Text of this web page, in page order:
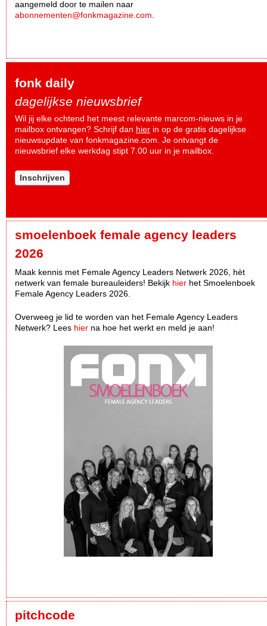
aangemeld door te mailen naar
abonnementen@fonkmagazine.com
fonk daily
dagelijkse nieuwsbrief
Wil jij elke ochtend het meest relevante marcom-nieuws in je
mailbox ontvangen? Schrijf dan hier in op de gratis dagelijkse
nieuwsupdate van fonkmagazine.com. Je ontvangt de
nieuwsbrief elke werkdag stipt 7.00 uur in je mailbox.
Inschrijven
smoelenboek female agency leaders
2026
Maak kennis met Female Agency Leaders Netwerk 2026, hèt
netwerk van female bureauleiders! Bekijk hier het Smoelenboek
Female Agency Leaders 2026.
Overweeg je lid te worden van het Female Agency Leaders
Netwerk? Lees hier na hoe het werkt en meld je aan!
pitchcode